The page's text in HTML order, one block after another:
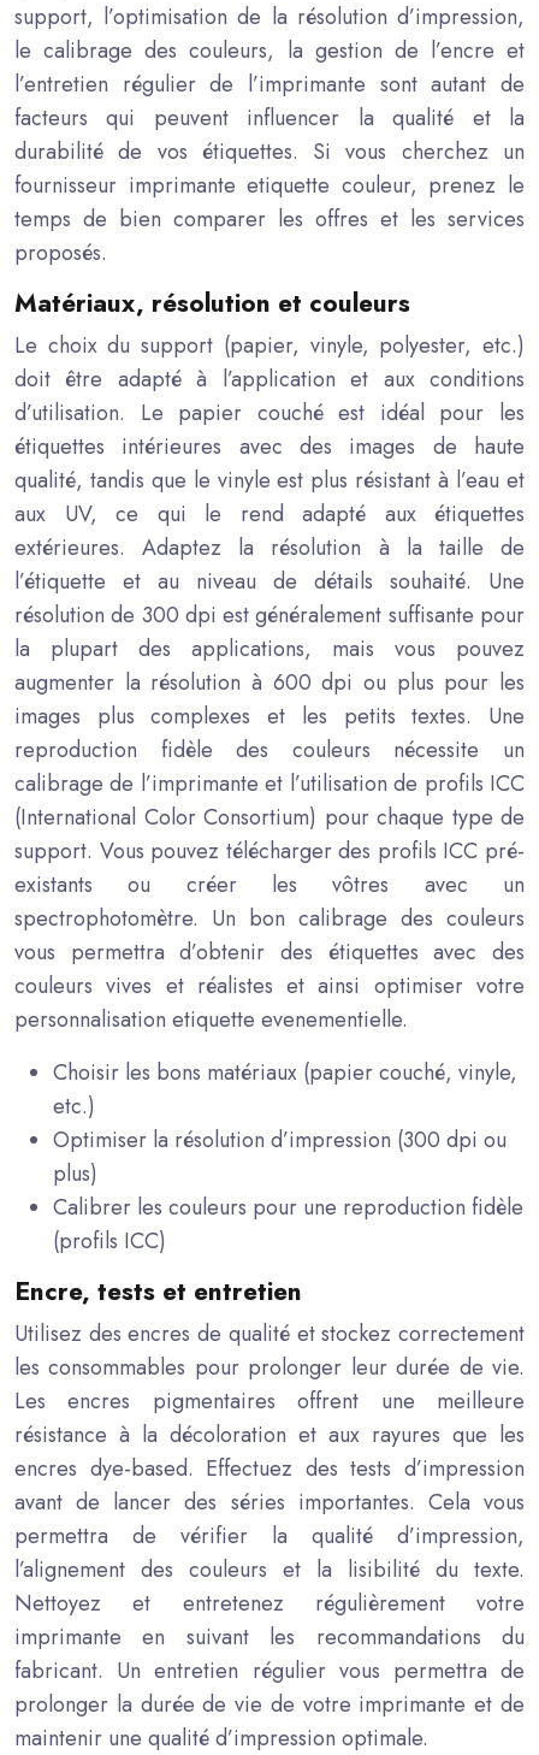
support, l’optimisation de la résolution d’impression,
le calibrage des couleurs, la gestion de l’encre et
l’entretien régulier de l’imprimante sont autant de
facteurs qui peuvent influencer la qualité et la
durabilité de vos étiquettes. Si vous cherchez un
fournisseur imprimante etiquette couleur, prenez le
temps de bien comparer les offres et les services
proposés.
Matériaux, résolution et couleurs
Le choix du support (papier, vinyle, polyester, etc.)
doit être adapté à l’application et aux conditions
d’utilisation. Le papier couché est idéal pour les
étiquettes intérieures avec des images de haute
qualité, tandis que le vinyle est plus résistant à l’eau et
aux UV, ce qui le rend adapté aux étiquettes
extérieures. Adaptez la résolution à la taille de
l’étiquette et au niveau de détails souhaité. Une
résolution de 300 dpi est généralement suffisante pour
la plupart des applications, mais vous pouvez
augmenter la résolution à 600 dpi ou plus pour les
images plus complexes et les petits textes. Une
reproduction fidèle des couleurs nécessite un
calibrage de l’imprimante et l’utilisation de profils ICC
(International Color Consortium) pour chaque type de
support. Vous pouvez télécharger des profils ICC pré-
existants ou créer les vôtres avec un
spectrophotomètre. Un bon calibrage des couleurs
vous permettra d’obtenir des étiquettes avec des
couleurs vives et réalistes et ainsi optimiser votre
personnalisation etiquette evenementielle.
Choisir les bons matériaux (papier couché, vinyle,
etc.)
Optimiser la résolution d’impression (300 dpi ou
plus)
Calibrer les couleurs pour une reproduction fidèle
(profils ICC)
Encre, tests et entretien
Utilisez des encres de qualité et stockez correctement
les consommables pour prolonger leur durée de vie.
Les encres pigmentaires offrent une meilleure
résistance à la décoloration et aux rayures que les
encres dye-based. Effectuez des tests d’impression
avant de lancer des séries importantes. Cela vous
permettra de vérifier la qualité d’impression,
l’alignement des couleurs et la lisibilité du texte.
Nettoyez et entretenez régulièrement votre
imprimante en suivant les recommandations du
fabricant. Un entretien régulier vous permettra de
prolonger la durée de vie de votre imprimante et de
maintenir une qualité d’impression optimale.